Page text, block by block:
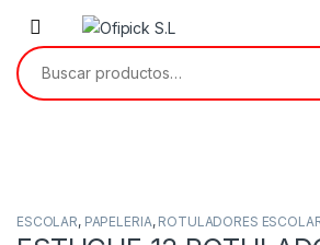
Skip to navigation
Skip to content
Buscar por:
ESCOLAR, PAPELERIA, ROTULADORES